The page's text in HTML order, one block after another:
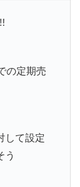
の定期売
して設定
う